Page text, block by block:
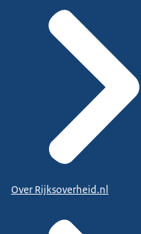
Over Rijksoverheid.nl